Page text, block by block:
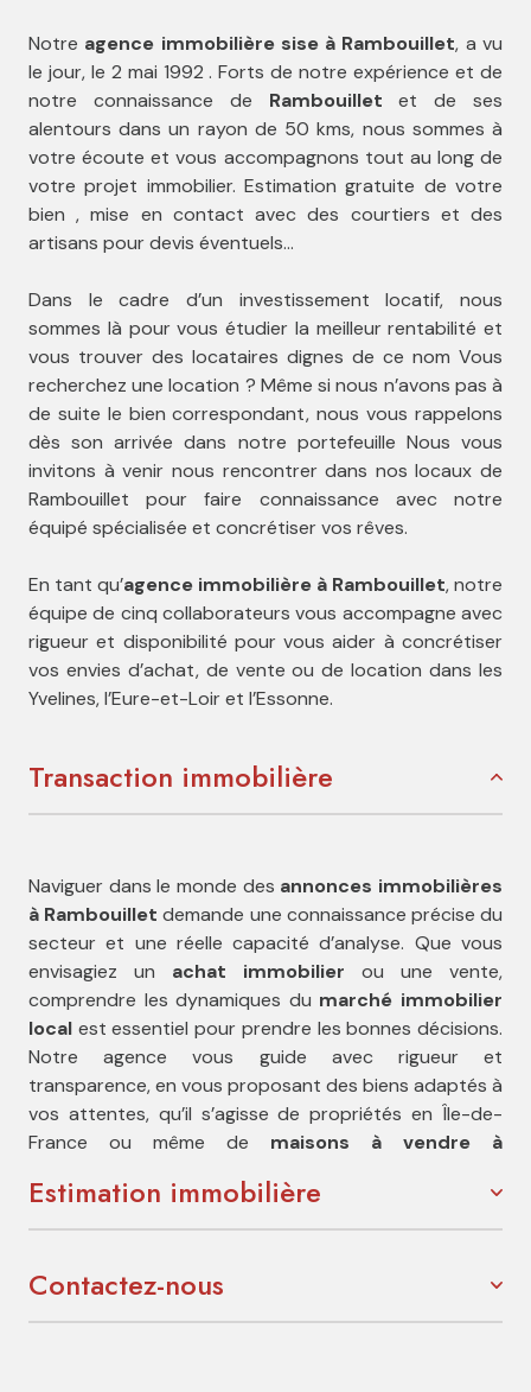
Notre agence immobilière sise à Rambouillet, a vu
le jour, le 2 mai 1992 . Forts de notre expérience et de
notre connaissance de Rambouillet et de ses
alentours dans un rayon de 50 kms, nous sommes à
votre écoute et vous accompagnons tout au long de
votre projet immobilier. Estimation gratuite de votre
bien , mise en contact avec des courtiers et des
artisans pour devis éventuels…
Dans le cadre d’un investissement locatif, nous
sommes là pour vous étudier la meilleur rentabilité et
vous trouver des locataires dignes de ce nom Vous
recherchez une location ? Même si nous n’avons pas à
de suite le bien correspondant, nous vous rappelons
dès son arrivée dans notre portefeuille Nous vous
invitons à venir nous rencontrer dans nos locaux de
Rambouillet pour faire connaissance avec notre
équipé spécialisée et concrétiser vos rêves.
En tant qu’agence immobilière à Rambouillet, notre
équipe de cinq collaborateurs vous accompagne avec
rigueur et disponibilité pour vous aider à concrétiser
vos envies d’achat, de vente ou de location dans les
Yvelines, l’Eure-et-Loir et l’Essonne.
Transaction immobilière
Naviguer dans le monde des annonces immobilières
à Rambouillet demande une connaissance précise du
secteur et une réelle capacité d’analyse. Que vous
envisagiez un achat immobilier ou une vente,
comprendre les dynamiques du marché immobilier
local est essentiel pour prendre les bonnes décisions.
Notre agence vous guide avec rigueur et
transparence, en vous proposant des biens adaptés à
vos attentes, qu’il s’agisse de propriétés en Île-de-
France ou même de maisons à vendre à
d’investissement.
Estimation immobilière
Déterminer le juste prix est une étape stratégique.
Grâce à notre expertise, nous réalisons une
Contactez-nous